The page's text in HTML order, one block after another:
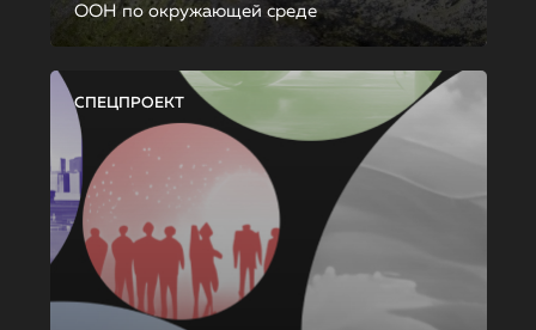
ООН по окружающей среде
СПЕЦПРОЕКТ